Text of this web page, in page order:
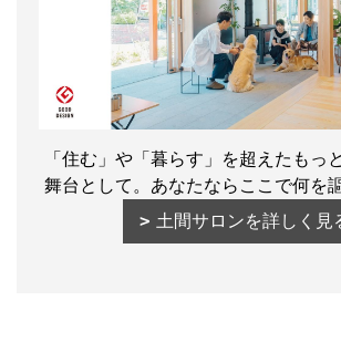
「住む」や「暮らす」を超えたもっ
舞台として。あなたならここで何を
土間サロンを詳しく見